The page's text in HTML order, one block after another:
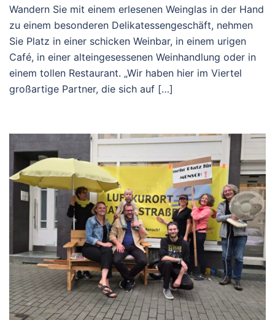
Wandern Sie mit einem erlesenen Weinglas in der Hand
zu einem besonderen Delikatessengeschäft, nehmen
Sie Platz in einer schicken Weinbar, in einem urigen
Café, in einer alteingesessenen Weinhandlung oder in
einem tollen Restaurant. „Wir haben hier im Viertel
großartige Partner, die sich auf […]